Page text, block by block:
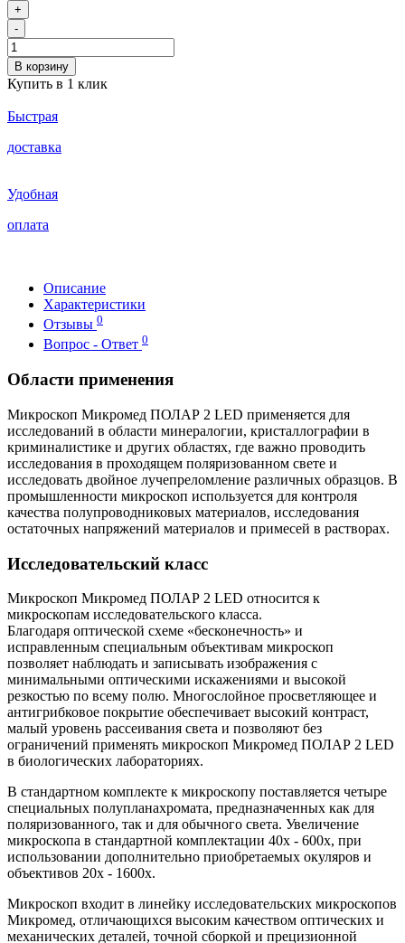
+
-
В корзину
Купить в 1 клик
Быстрая
доставка
Удобная
оплата
Описание
Характеристики
Отзывы 0
Вопрос - Ответ 0
Области применения
Микроскоп Микромед ПОЛАР 2 LED применяется для
исследований в области минералогии, кристаллографии в
криминалистике и других областях, где важно проводить
исследования в проходящем поляризованном свете и
исследовать двойное лучепреломление различных образцов. В
промышленности микроскоп используется для контроля
качества полупроводниковых материалов, исследования
остаточных напряжений материалов и примесей в растворах.
Исследовательский класс
Микроскоп Микромед ПОЛАР 2 LED относится к
микроскопам исследовательского класса.
Благодаря оптической схеме «бесконечность» и
исправленным специальным объективам микроскоп
позволяет наблюдать и записывать изображения с
минимальными оптическими искажениями и высокой
резкостью по всему полю. Многослойное просветляющее и
антигрибковое покрытие обеспечивает высокий контраст,
малый уровень рассеивания света и позволяют без
ограничений применять микроскоп Микромед ПОЛАР 2 LED
в биологических лабораториях.
В стандартном комплекте к микроскопу поставляется четыре
специальных полупланахромата, предназначенных как для
поляризованного, так и для обычного света. Увеличение
микроскопа в стандартной комплектации 40х - 600х, при
использовании дополнительно приобретаемых окуляров и
объективов 20х - 1600х.
Микроскоп входит в линейку исследовательских микроскопов
Микромед, отличающихся высоким качеством оптических и
механических деталей, точной сборкой и прецизионной